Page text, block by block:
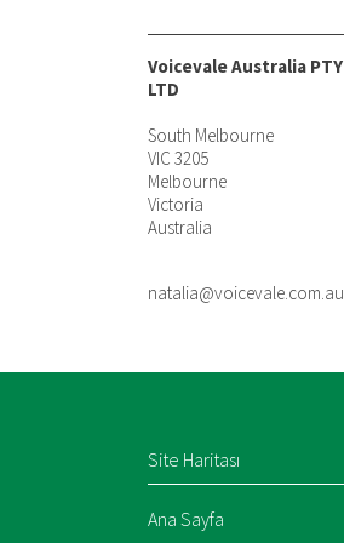
Voicevale Australia PTY
LTD
South Melbourne
VIC 3205
Melbourne
Victoria
Australia
natalia@voicevale.com.au
Site Haritası
Ana Sayfa